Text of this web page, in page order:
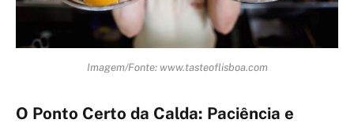
Imagem/Fonte: www.tasteoflisboa.com
O Ponto Certo da Calda: Paciência e